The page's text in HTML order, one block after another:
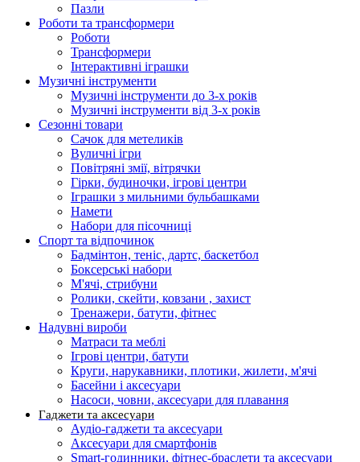
Пазли
Роботи та трансформери
Роботи
Трансформери
Інтерактивні іграшки
Музичні інструменти
Музичні інструменти до 3-х років
Музичні інструменти від 3-х років
Сезонні товари
Сачок для метеликів
Вуличні ігри
Повітряні змії, вітрячки
Гірки, будиночки, ігрові центри
Іграшки з мильними бульбашками
Намети
Набори для пісочниці
Спорт та відпочинок
Бадмінтон, теніс, дартс, баскетбол
Боксерські набори
М'ячі, стрибуни
Ролики, скейти, ковзани , захист
Тренажери, батути, фітнес
Надувні вироби
Матраси та меблі
Ігрові центри, батути
Круги, нарукавники, плотики, жилети, м'ячі
Басейни і аксесуари
Насоси, човни, аксесуари для плавання
Гаджети та аксесуари
Аудіо-гаджети та аксесуари
Аксесуари для смартфонів
Smart-годинники, фітнес-браслети та аксесуари